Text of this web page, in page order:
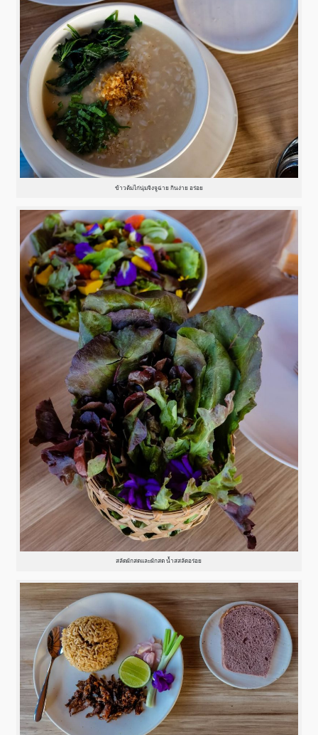
ข้าวต้มไก่นุ่มจิงจูฉ่าย กินง่าย อร่อย
สลัดผักสดและผักสด น้ำสสลัดอร่อย